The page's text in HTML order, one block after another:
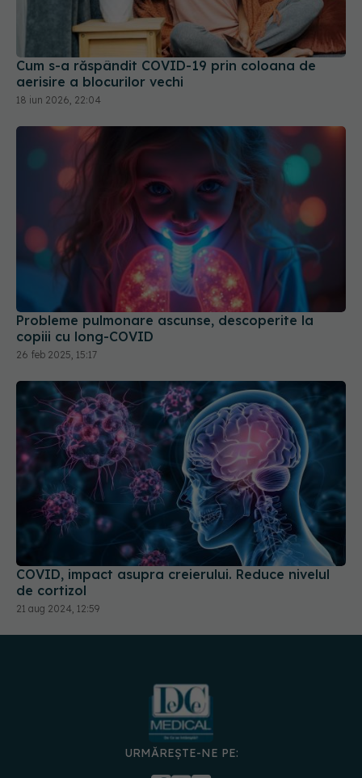
Cum s-a răspândit COVID-19 prin coloana de
aerisire a blocurilor vechi
18 iun 2026, 22:04
Probleme pulmonare ascunse, descoperite la
copiii cu long-COVID
26 feb 2025, 15:17
COVID, impact asupra creierului. Reduce nivelul
de cortizol
21 aug 2024, 12:59
URMĂREȘTE-NE PE: